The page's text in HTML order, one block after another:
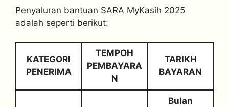
Penyaluran bantuan SARA MyKasih 2025
adalah seperti berikut:
KATEGORI
PENERIMA
TEMPOH
PEMBAYARA
N
TARIKH
BAYARAN
Bulan